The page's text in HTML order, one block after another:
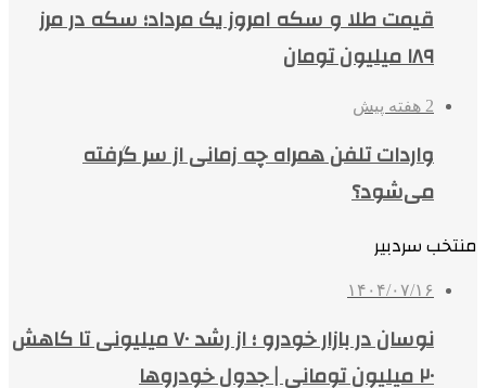
قیمت طلا و سکه امروز یک مرداد؛ سکه در مرز
۱۸۹ میلیون تومان
2 هفته پیش
واردات تلفن همراه چه زمانی از سر گرفته
می‌شود؟
منتخب سردبیر
۱۴۰۴/۰۷/۱۶
نوسان در بازار خودرو ؛ از رشد ۷۰ میلیونی تا کاهش
۲۰ میلیون تومانی | جدول خودروها